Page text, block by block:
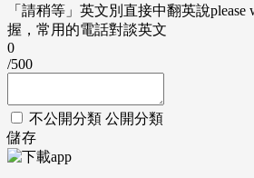
「請稍等」英文別直接中翻英說please
握，常用的電話對談英文
0
/500
不公開分類 公開分類
儲存